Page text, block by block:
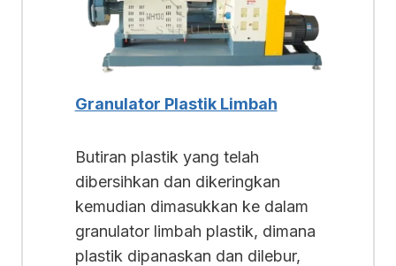
Granulator Plastik Limbah
Butiran plastik yang telah
dibersihkan dan dikeringkan
kemudian dimasukkan ke dalam
granulator limbah plastik, dimana
plastik dipanaskan dan dilebur,